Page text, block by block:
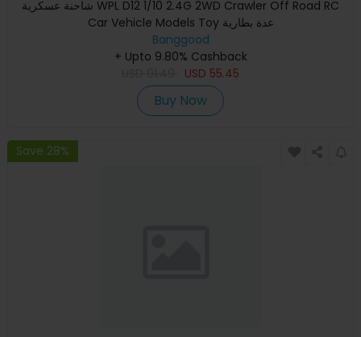
شاحنة عسكرية WPL D12 1/10 2.4G 2WD Crawler Off Road RC
Car Vehicle Models Toy عدة بطارية
Banggood
+ Upto 9.80% Cashback
USD 55.45
Buy Now
Save 28%